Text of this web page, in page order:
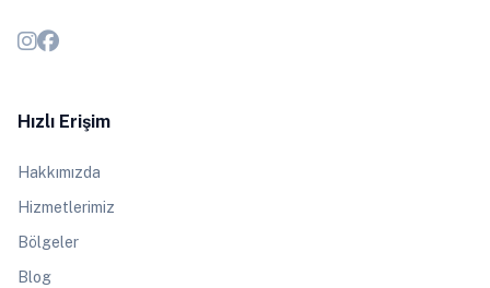
Hızlı Erişim
Hakkımızda
Hizmetlerimiz
Bölgeler
Blog